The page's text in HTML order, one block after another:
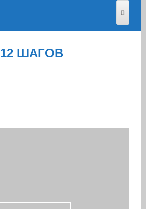
12 ШАГОВ